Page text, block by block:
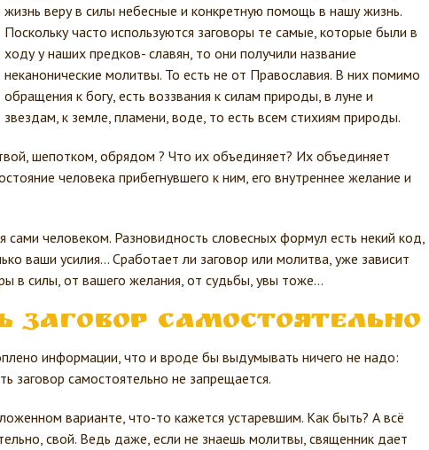
жизнь веру в силы небесные и конкретную помощь в нашу жизнь.
Поскольку часто используются заговоры те самые, которые были в
ходу у наших предков- славян, то они получили название
неканонические молитвы. То есть не от Православия. В них помимо
обращения к богу, есть воззвания к силам природы, в луне и
звездам, к земле, пламени, воде, то есть всем стихиям природы.
шепотком, обрядом ? Что их объединяет? Их объединяет
человека прибегнувшего к ним, его внутреннее желание и
сами человеком. Разновидность словесных формул есть некий код,
ваши усилия… Сработает ли заговор или молитва, уже зависит
в силы, от вашего желания, от судьбы, увы тоже…
заговор самостоятельно
информации, что и вроде бы выдумывать ничего не надо:
заговор самостоятельно не запрещается.
варианте, что-то кажется устаревшим. Как быть? А всё
свой. Ведь даже, если не знаешь молитвы, священник дает